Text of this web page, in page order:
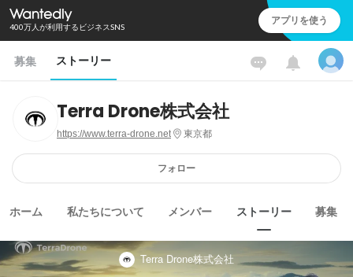
400万人が利用するビジネスSNS アプリを使う
募集 ストーリー
Terra Drone株式会社
https://www.terra-drone.net 東京都
フォロー
ホーム 私たちについて メンバー ストーリー 募集
Terra Drone株式会社